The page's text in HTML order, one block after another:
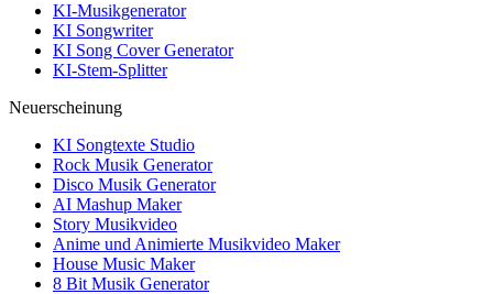
KI-Musikgenerator
KI Songwriter
KI Song Cover Generator
KI-Stem-Splitter
Neuerscheinung
KI Songtexte Studio
Rock Musik Generator
Disco Musik Generator
AI Mashup Maker
Story Musikvideo
Anime und Animierte Musikvideo Maker
House Music Maker
8 Bit Musik Generator